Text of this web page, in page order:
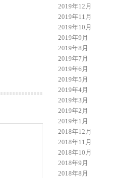
2019年12月
2019年11月
2019年10月
2019年9月
2019年8月
2019年7月
2019年6月
2019年5月
2019年4月
2019年3月
2019年2月
2019年1月
2018年12月
2018年11月
2018年10月
2018年9月
2018年8月